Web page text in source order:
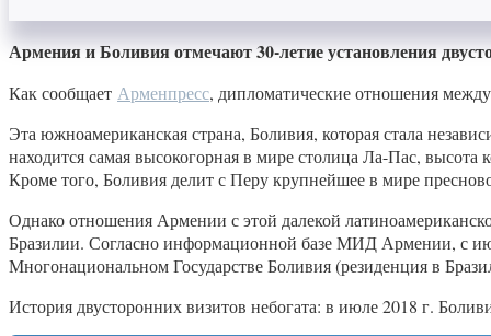
Армения и Боливия отмечают 30-летие установления
Как сообщает Арменпресс, дипломатические отношения
Эта южноамериканская страна, Боливия, которая стала
находится самая высокогорная в мире столица Ла-Пас, высота
Кроме того, Боливия делит с Перу крупнейшее в мире
Однако отношения Армении с этой далекой
Бразилии. Согласно информационной базе МИД Армении, с
Многонациональном Государстве Боливия (резиденция в
История двусторонних визитов небогата: в июле 2018 г.